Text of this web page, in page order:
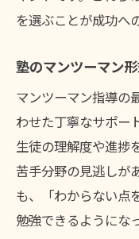
塾の料金
を選ぶことが成功へ
塾のマンツーマン
マンツーマン指導の
わせた丁寧なサポー
生徒の理解度や進捗
苦手分野の見逃しが
も、「わからない点
勉強できるようにな